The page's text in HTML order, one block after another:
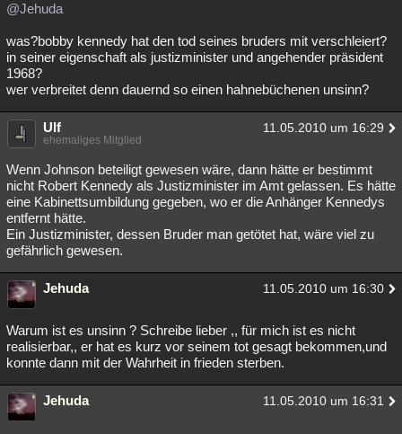
@Jehuda
was?bobby kennedy hat den tod seines bruders mit verschleiert?
in seiner eigenschaft als justizminister und angehender präsident
1968?
wer verbreitet denn dauernd so einen hahnebüchenen unsinn?
Ulf 11.05.2010 um 16:29
ehemaliges Mitglied
Wenn Johnson beteiligt gewesen wäre, dann hätte er bestimmt
nicht Robert Kennedy als Justizminister im Amt gelassen. Es hätte
eine Kabinettsumbildung gegeben, wo er die Anhänger Kennedys
entfernt hätte.
Ein Justizminister, dessen Bruder man getötet hat, wäre viel zu
gefährlich gewesen.
Jehuda 11.05.2010 um 16:30
Warum ist es unsinn ? Schreibe lieber ,, für mich ist es nicht
realisierbar,, er hat es kurz vor seinem tot gesagt bekommen,und
konnte dann mit der Wahrheit in frieden sterben.
Jehuda 11.05.2010 um 16:31